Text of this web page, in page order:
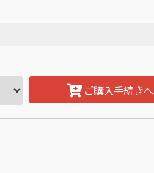
ご購入手続きへ